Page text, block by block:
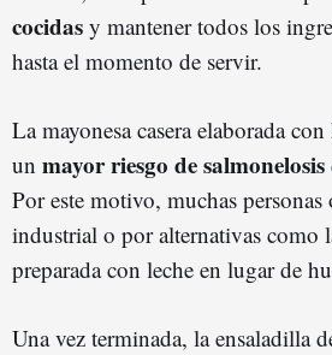
cocidas y mantener todos los
hasta el momento de servir.
La mayonesa casera elaborada
un mayor riesgo de salmonelosis
Por este motivo, muchas
industrial o por alternativas como
preparada con leche en lugar de
Una vez terminada, la ensaladilla